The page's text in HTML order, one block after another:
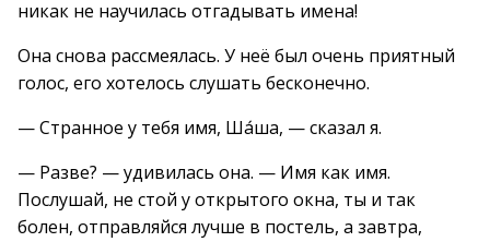
никак не научилась отгадывать имена!
Она снова рассмеялась. У неё был очень приятный
голос, его хотелось слушать бесконечно.
— Странное у тебя имя, Ша́ша, — сказал я.
— Разве? — удивилась она. — Имя как имя.
Послушай, не стой у открытого окна, ты и так
болен, отправляйся лучше в постель, а завтра,